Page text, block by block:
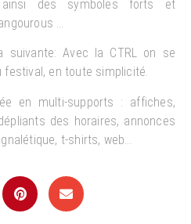
des symboles forts et
…
suivante: Avec la CTRL on se
festival, en toute simplicité.
en multi-supports : affiches,
des horaires, annonces
t-shirts, web…